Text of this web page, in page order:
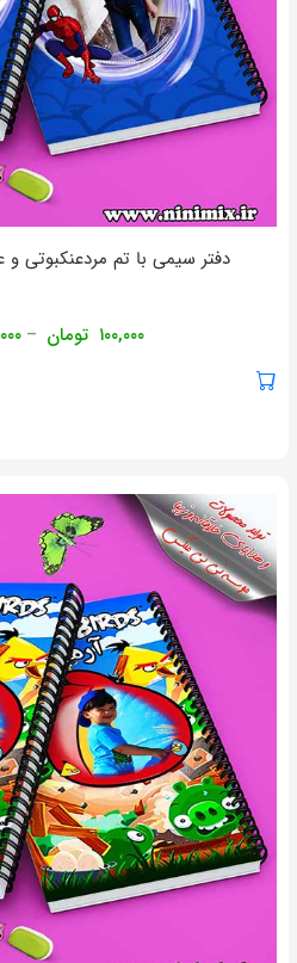
دفتر سیمی با تم مردعنکبوتی
۱۰۰,۰۰۰ تومان –